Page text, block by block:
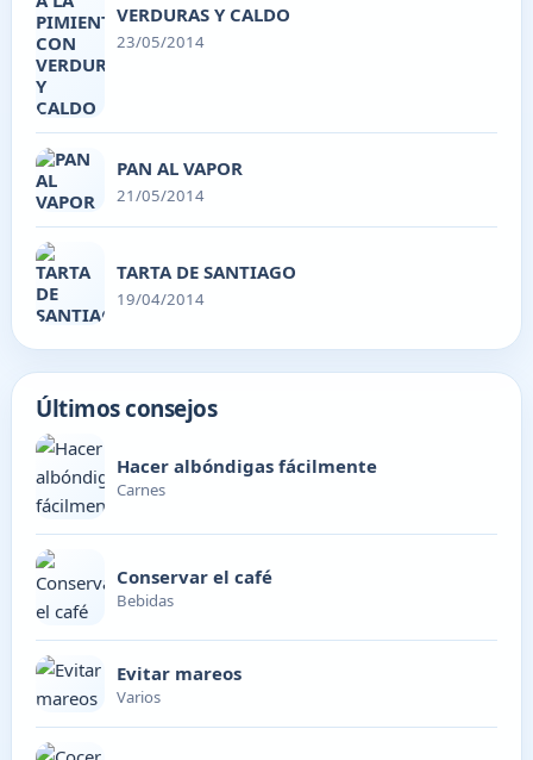
VERDURAS Y CALDO
23/05/2014
PAN AL VAPOR
21/05/2014
TARTA DE SANTIAGO
19/04/2014
Últimos consejos
Hacer albóndigas fácilmente
Carnes
Conservar el café
Bebidas
Evitar mareos
Varios